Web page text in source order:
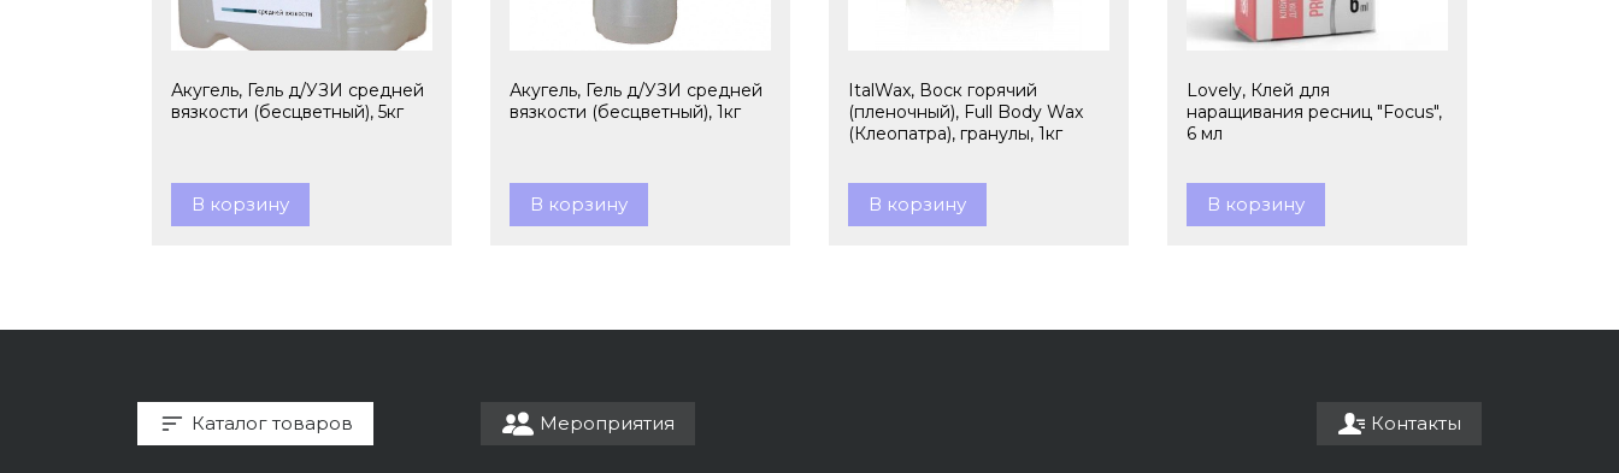
Акугель, Гель д/УЗИ средней
вязкости (бесцветный), 5кг
В корзину
Акугель, Гель д/УЗИ средней
вязкости (бесцветный), 1кг
В корзину
ItalWax, Воск горячий
(пленочный), Full Body Wax
(Клеопатра), гранулы, 1кг
В корзину
Lovely, Клей для
наращивания ресниц "Focus",
6 мл
В корзину
Каталог товаров Мероприятия Контакты